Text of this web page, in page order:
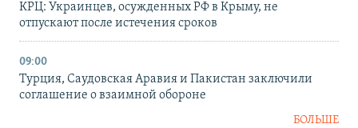
КРЦ: Украинцев, осужденных РФ в Крыму, не
отпускают после истечения сроков
09:00
Турция, Саудовская Аравия и Пакистан заключили
соглашение о взаимной обороне
БОЛЬШЕ